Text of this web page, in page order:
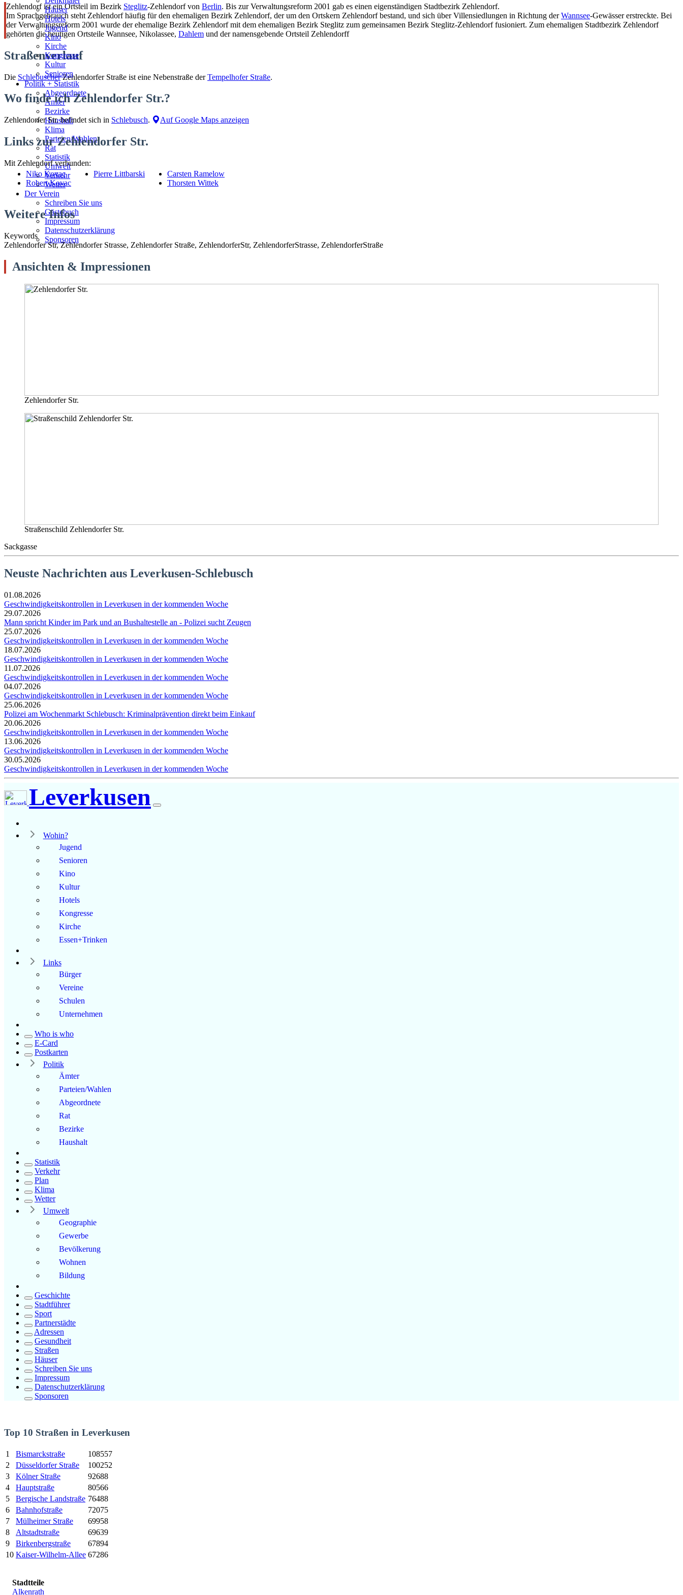
Häuser
Hotels
Jugend
Kino
Kirche
Kongresse
Kultur
Senioren
Stadtführer
Straßen
Politik + Statistik
Abgeordnete
Ämter
Bezirke
Haushalt
Klima
Parteien/Wahlen
Rat
Statistik
Umwelt
Verkehr
Wetter
Der Verein
Schreiben Sie uns
Gästebuch
Impressum
Datenschutzerklärung
Sponsoren
Zehlendorf ist ein Ortsteil im Bezirk Steglitz-Zehlendorf von Berlin. Bis zur Verwaltungsreform 2001 gab es einen eigenständigen Stadtbezirk Zehlendorf.
Im Sprachgebrauch steht Zehlendorf häufig für den ehemaligen Bezirk Zehlendorf, der um den Ortskern Zehlendorf bestand, und sich über Villensiedlungen in Richtung derWannsee-Gewässer erstreckte. Bei
der Verwaltungsreform 2001 wurde der ehemalige Bezirk Zehlendorf mit dem ehemaligen Bezirk Steglitz zum gemeinsamen Bezirk Steglitz-Zehlendorf fusioniert. Zum ehemaligen Stadtbezirk Zehlendorf
gehörten die heutigen Ortsteile Wannsee, Nikolassee, Dahlem und der namensgebende Ortsteil Zehlendorff
Straßenverlauf
Die SchlebuscherZehlendorfer Straße ist eine Nebenstraße derTempelhofer Straße.
Wo finde ich Zehlendorfer Str.?
Zehlendorfer Str. befindet sich in Schlebusch. Auf Google Maps anzeigen
Links zur Zehlendorfer Str.
Mit Zehlendorf verbunden:
Niko Kovac
Robert Kovac
Pierre Littbarski
Carsten Ramelow
Thorsten Wittek
Weitere Infos
Keywords
Zehlendorfer Str, Zehlendorfer Strasse, Zehlendorfer Straße, ZehlendorferStr, ZehlendorferStrasse, ZehlendorferStraße
Ansichten & Impressionen
Zehlendorfer Str.
Straßenschild Zehlendorfer Str.
Sackgasse
Neuste Nachrichten aus Leverkusen-Schlebusch
01.08.2026
Geschwindigkeitskontrollen in Leverkusen in der kommenden Woche
29.07.2026
Mann spricht Kinder im Park und an Bushaltestelle an - Polizei sucht Zeugen
25.07.2026
Geschwindigkeitskontrollen in Leverkusen in der kommenden Woche
18.07.2026
Geschwindigkeitskontrollen in Leverkusen in der kommenden Woche
11.07.2026
Geschwindigkeitskontrollen in Leverkusen in der kommenden Woche
04.07.2026
Geschwindigkeitskontrollen in Leverkusen in der kommenden Woche
25.06.2026
Polizei am Wochenmarkt Schlebusch: Kriminalprävention direkt beim Einkauf
20.06.2026
Geschwindigkeitskontrollen in Leverkusen in der kommenden Woche
13.06.2026
Geschwindigkeitskontrollen in Leverkusen in der kommenden Woche
30.05.2026
Geschwindigkeitskontrollen in Leverkusen in der kommenden Woche
Leverkusen
Wohin?
Jugend
Senioren
Kino
Kultur
Hotels
Kongresse
Kirche
Essen+Trinken
Links
Bürger
Vereine
Schulen
Unternehmen
Who is who
E-Card
Postkarten
Politik
Ämter
Parteien/Wahlen
Abgeordnete
Rat
Bezirke
Haushalt
Statistik
Verkehr
Plan
Klima
Wetter
Umwelt
Geographie
Gewerbe
Bevölkerung
Wohnen
Bildung
Geschichte
Stadtführer
Sport
Partnerstädte
Adressen
Gesundheit
Straßen
Häuser
Schreiben Sie uns
Impressum
Datenschutzerklärung
Sponsoren
Top 10 Straßen in Leverkusen
1 Bismarckstraße
108557
2
Düsseldorfer Straße
100252
3
Kölner Straße
92688
4
Hauptstraße
80566
5
Bergische Landstraße 76488
6
Bahnhofstraße
72075
7
Mülheimer Straße
69958
8
Altstadtstraße
69639
9
Birkenbergstraße
67894
10 Kaiser-Wilhelm-Allee 67286
Stadtteile
Alkenrath